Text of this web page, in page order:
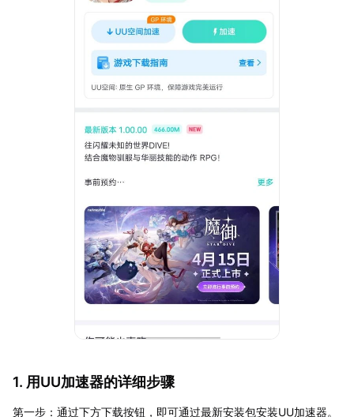
1. 用UU加速器的详细步骤
第一步：通过下方下载按钮，即可通过最新安装包安装UU加速器。